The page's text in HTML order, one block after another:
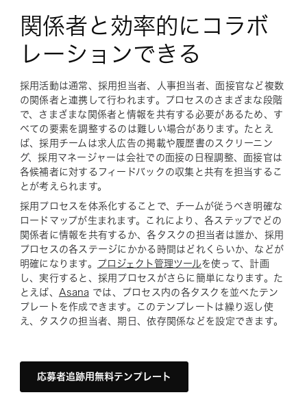
関係者と効率的にコラボ
レーションできる
採用活動は通常、採用担当者、人事担当者、面接官など複数
の関係者と連携して行われます。プロセスのさまざまな段階
で、さまざまな関係者と情報を共有する必要があるため、す
べての要素を調整するのは難しい場合があります。たとえ
ば、採用チームは求人広告の掲載や履歴書のスクリーニン
グ、採用マネージャーは会社での面接の日程調整、面接官は
各候補者に対するフィードバックの収集と共有を担当するこ
とが考えられます。
採用プロセスを体系化することで、チームが従うべき明確な
ロードマップが生まれます。これにより、各ステップでどの
関係者に情報を共有するか、各タスクの担当者は誰か、採用
プロセスの各ステージにかかる時間はどれくらいか、などが
明確になります。
プロジェクト管理ツールを使って、計画
し、実行すると、採用プロセスがさらに簡単になります。た
とえば、 Asana では、プロセス内の各タスクを並べたテン
プレートを作成できます。このテンプレートは繰り返し使
え、タスクの担当者、期日、依存関係などを設定できます。
応募者追跡用無料テンプレート